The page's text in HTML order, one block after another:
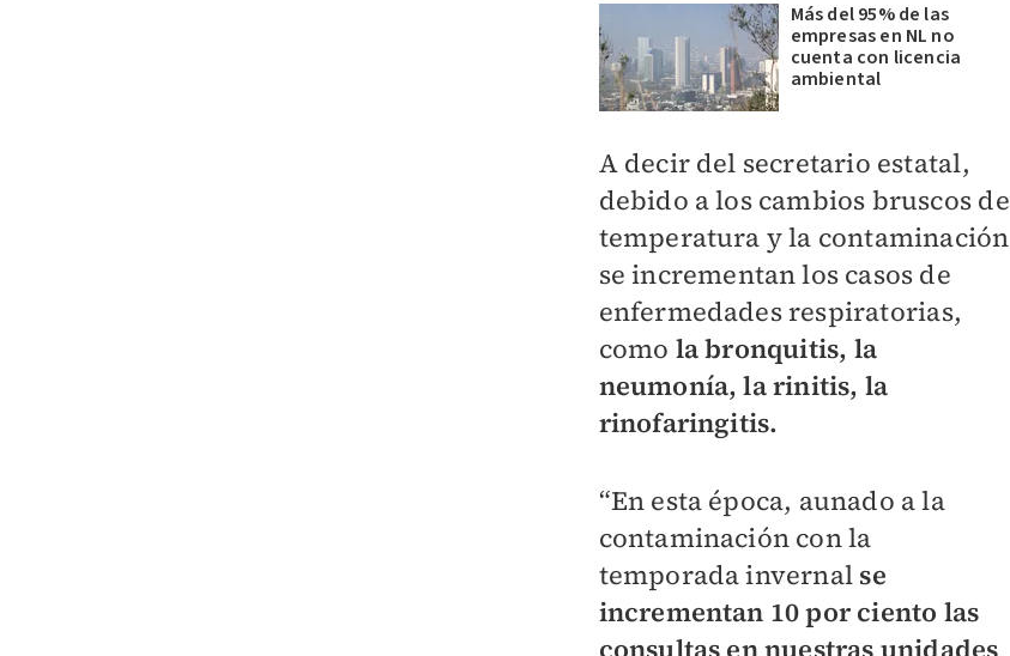
Más del 95% de las
empresas en NL no
cuenta con licencia
ambiental
A decir del secretario estatal,
debido a los cambios bruscos de
temperatura y la contaminación
se incrementan los casos de
enfermedades respiratorias,
como la bronquitis, la
neumonía, la rinitis, la
rinofaringitis.
“En esta época, aunado a la
contaminación con la
temporada invernal se
incrementan 10 por ciento las